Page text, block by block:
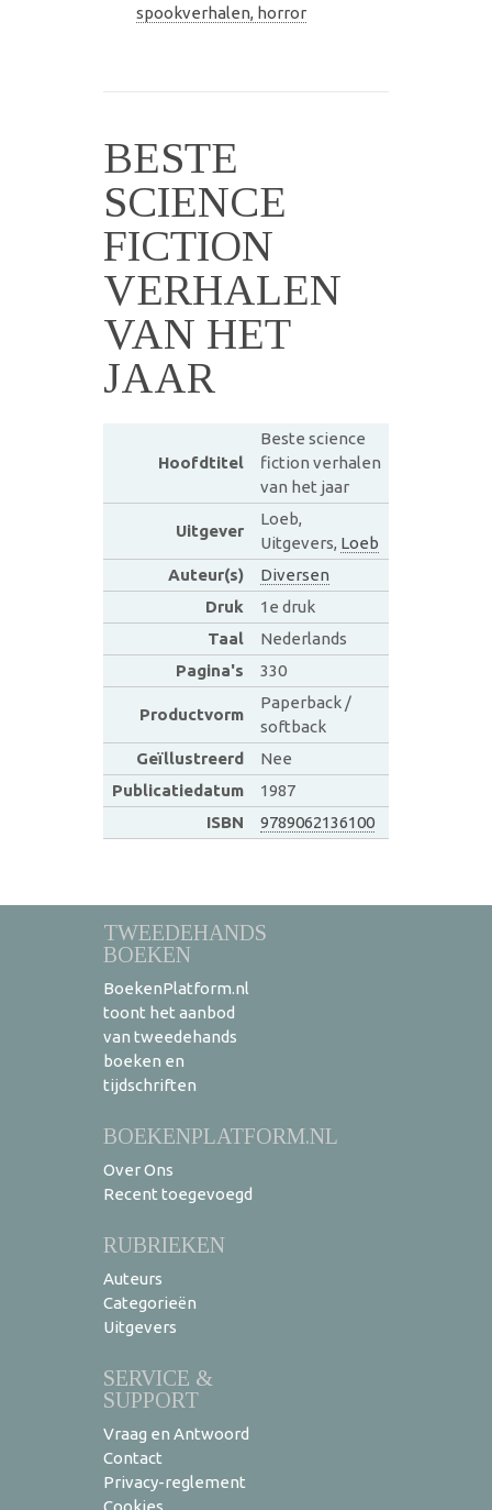
spookverhalen, horror
BESTE
SCIENCE
FICTION
VERHALEN
VAN HET
JAAR
Hoofdtitel
Beste science
fiction verhalen
van het jaar
Uitgever
Loeb,
Uitgevers, Loeb
Auteur(s)
Diversen
Druk
1e druk
Taal
Nederlands
Pagina's
330
Productvorm
Paperback /
softback
Geïllustreerd
Nee
Publicatiedatum
1987
ISBN
9789062136100
TWEEDEHANDS
BOEKEN
BoekenPlatform.nl
toont het aanbod
van tweedehands
boeken en
tijdschriften
BOEKENPLATFORM.NL
Over Ons
Recent toegevoegd
RUBRIEKEN
Auteurs
Categorieën
Uitgevers
SERVICE &
SUPPORT
Vraag en Antwoord
Contact
Privacy-reglement